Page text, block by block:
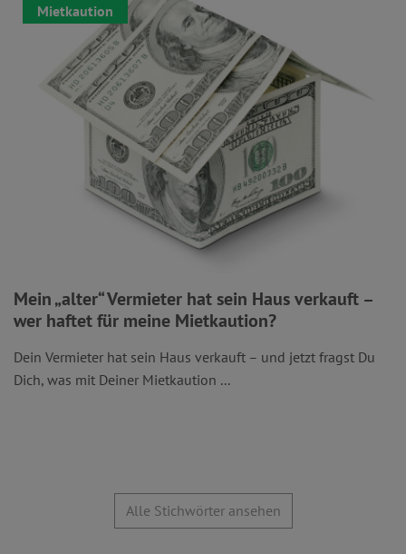
Mietkaution
Mein „alter“ Vermieter hat sein Haus verkauft –
wer haftet für meine Mietkaution?
Dein Vermieter hat sein Haus verkauft – und jetzt fragst Du
Dich, was mit Deiner Mietkaution ...
Alle Stichwörter ansehen